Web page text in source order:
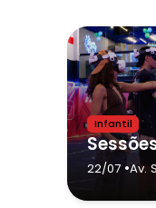
Infantil
22/07 •Av.